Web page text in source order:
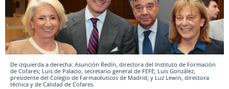
De izquierda a derecha: Asunción Redín, directora del Instituto de Formación
de Cofares; Luis de Palacio, secretario general de FEFE; Luis González,
presidente del Colegio de Farmacéuticos de Madrid; y Luz Lewin, directora
técnica y de Calidad de Cofares.